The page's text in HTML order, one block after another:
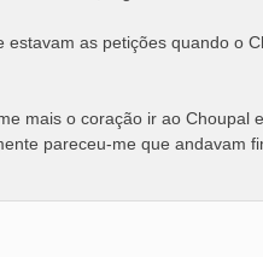
as petições quando o
mais o coração ir ao Choupal
pareceu-me que andavam